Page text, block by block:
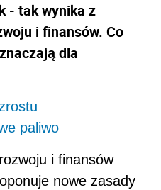
- tak wynika z
i finansów. Co
dla
paliwo
i finansów
nowe zasady